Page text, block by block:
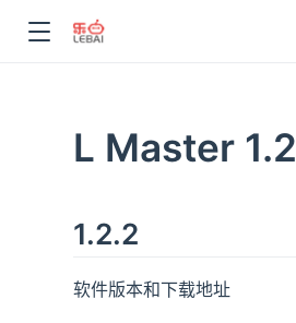
L Master 1.2
1.2.2
软件版本和下载地址